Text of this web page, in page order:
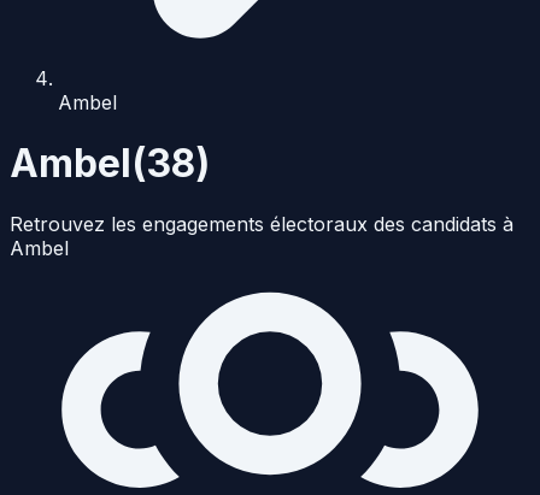
Ambel
Ambel(38)
Retrouvez les engagements électoraux des candidats à
Ambel